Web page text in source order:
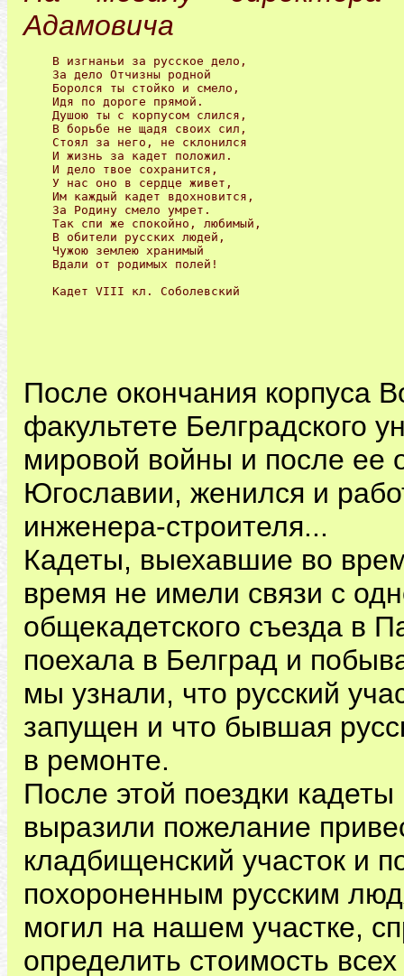
Адамовича
В изгнаньи за русское дело,
За дело Отчизны родной
Боролся ты стойко и смело,
Идя по дороге прямой.
Душою ты с корпусом слился,
В борьбе не щадя своих сил,
Стоял за него, не склонился
И жизнь за кадет положил.
И дело твое сохранится,
У нас оно в сердце живет,
Им каждый кадет вдохновится,
За Родину смело умрет.
Так спи же спокойно, любимый,
В обители русских людей,
Чужою землею хранимый
Вдали от родимых полей!
Кадет VIII кл. Соболевский
После окончания корпуса
факультете Белградского
мировой войны и после ее
Югославии, женился и
инженера-строителя...
Кадеты, выехавшие во
время не имели связи с
общекадетского съезда в
поехала в Белград и
мы узнали, что русский
запущен и что бывшая
в ремонте.
После этой поездки
выразили пожелание
кладбищенский участок и
похороненным русским
могил на нашем участке,
определить стоимость